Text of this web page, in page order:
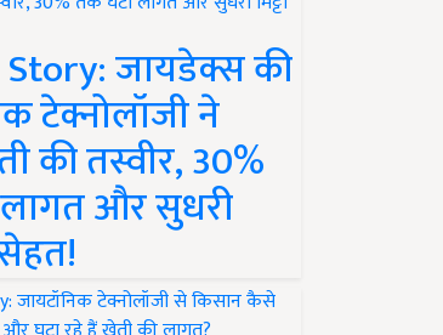
Story: जायडेक्स की
टेक्नोलॉजी ने
की तस्वीर, 30%
और सुधरी
सेहत!